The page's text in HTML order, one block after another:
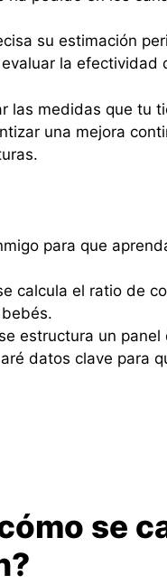
su estimación
la
las medidas que tu
una mejora
para que
calcula el ratio de
estructura un
datos clave para
se